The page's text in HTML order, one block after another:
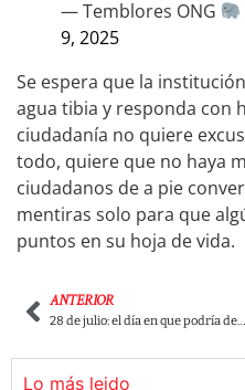
— Temblores ONG
9, 2025
Se espera que la
agua tibia y responda con
ciudadanía no quiere
todo, quiere que no haya
ciudadanos de a pie
mentiras solo para que
puntos en su hoja de vida.
ANTERIOR
28 de julio: el día en que podría derrumbarse Uribe por fraude, soborno y manipulación de testigos
Lo más leido